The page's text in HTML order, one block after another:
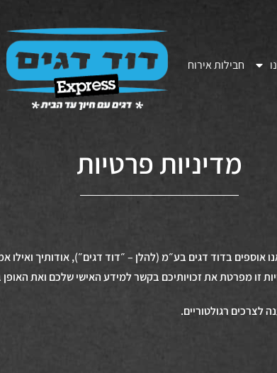
חבילות אירוח
מדיניות פרטיות
בדוד דגים בע״מ (להלן – ״דוד דגים״), אודותיך ואילו
מפרטת את זכויותיכם בקשר למידע האישי שלכם ואת האופן
לצרכים רגולטוריים.